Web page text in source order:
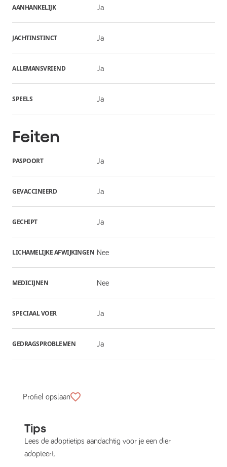
AANHANKELIJK Ja
JACHTINSTINCT Ja
ALLEMANSVRIEND Ja
SPEELS Ja
Feiten
PASPOORT Ja
GEVACCINEERD Ja
GECHIPT Ja
LICHAMELIJKE AFWIJKINGEN Nee
MEDICIJNEN Nee
SPECIAAL VOER Ja
GEDRAGSPROBLEMEN Ja
Profiel opslaan
Tips
Lees de adoptietips aandachtig voor je een dier
adopteert.